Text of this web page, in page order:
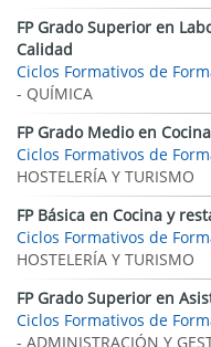
FP Grado Superior en
Calidad
Ciclos Formativos de
- QUÍMICA
FP Grado Medio en
Ciclos Formativos de
HOSTELERÍA Y TURISMO
FP Básica en Cocina y
Ciclos Formativos de
HOSTELERÍA Y TURISMO
FP Grado Superior en
Ciclos Formativos de
- ADMINISTRACIÓN Y